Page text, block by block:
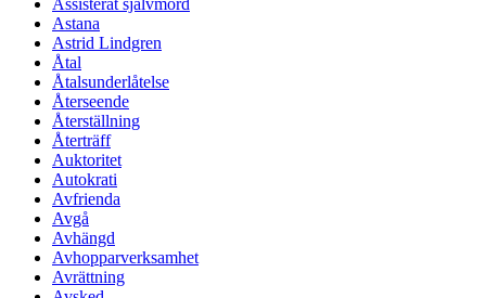
Astana
Astrid Lindgren
Åtal
Åtalsunderlåtelse
Återseende
Återställning
Återträff
Auktoritet
Autokrati
Avfrienda
Avgå
Avhängd
Avhopparverksamhet
Avrättning